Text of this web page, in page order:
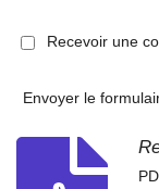
Recevoir une
Envoyer le